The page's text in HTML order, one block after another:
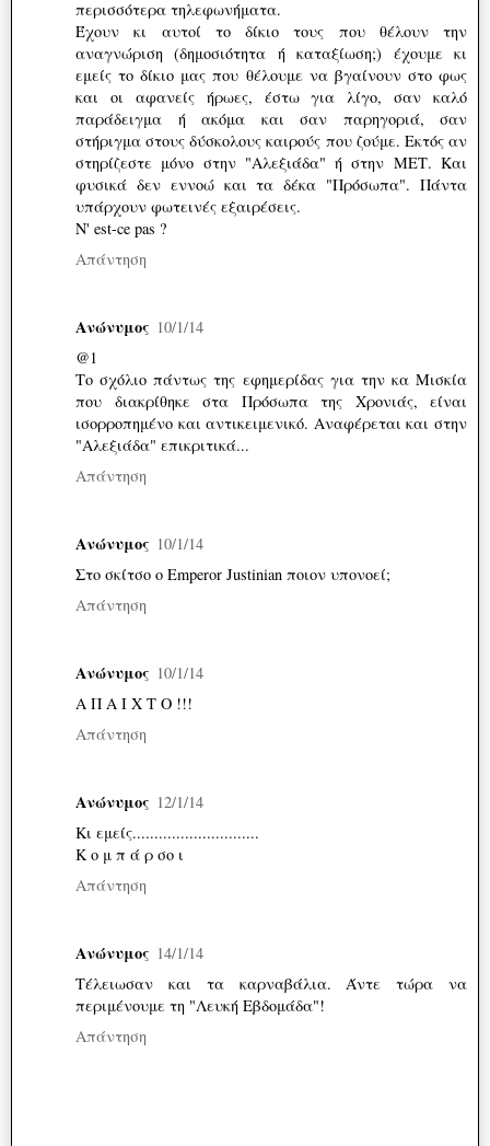
περισσότερα τηλεφωνήματα.
Έχουν κι αυτοί το δίκιο τους που θέλουν την
αναγνώριση (δημοσιότητα ή καταξίωση;) έχουμε κι
εμείς το δίκιο μας που θέλουμε να βγαίνουν στο φως
και οι αφανείς ήρωες, έστω για λίγο, σαν καλό
παράδειγμα ή ακόμα και σαν παρηγοριά, σαν
στήριγμα στους δύσκολους καιρούς που ζούμε. Εκτός αν
στηρίζεστε μόνο στην "Αλεξιάδα" ή στην ΜΕΤ. Και
φυσικά δεν εννοώ και τα δέκα "Πρόσωπα". Πάντα
υπάρχουν φωτεινές εξαιρέσεις.
N' est-ce pas ?
Απάντηση
Ανώνυμος 10/1/14
@1
Το σχόλιο πάντως της εφημερίδας για την κα Μισκία
που διακρίθηκε στα Πρόσωπα της Χρονιάς, είναι
ισορροπημένο και αντικειμενικό. Αναφέρεται και στην
"Αλεξιάδα" επικριτικά...
Απάντηση
Ανώνυμος 10/1/14
Στο σκίτσο ο Emperor Justinian ποιον υπονοεί;
Απάντηση
Ανώνυμος 10/1/14
Α Π Α Ι Χ Τ Ο !!!
Απάντηση
Ανώνυμος 12/1/14
Κι εμείς.............................
Κ ο μ π ά ρ σο ι
Απάντηση
Ανώνυμος 14/1/14
Τέλειωσαν και τα καρναβάλια. Άντε τώρα να
περιμένουμε τη "Λευκή Εβδομάδα"!
Απάντηση